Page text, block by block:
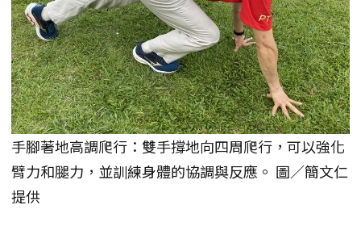
手腳著地高調爬行：雙手撐地向四周爬行，可以強化
臂力和腿力，並訓練身體的協調與反應。 圖／簡文仁
提供